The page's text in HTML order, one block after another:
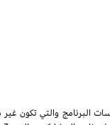
البرنامج والتي تكون